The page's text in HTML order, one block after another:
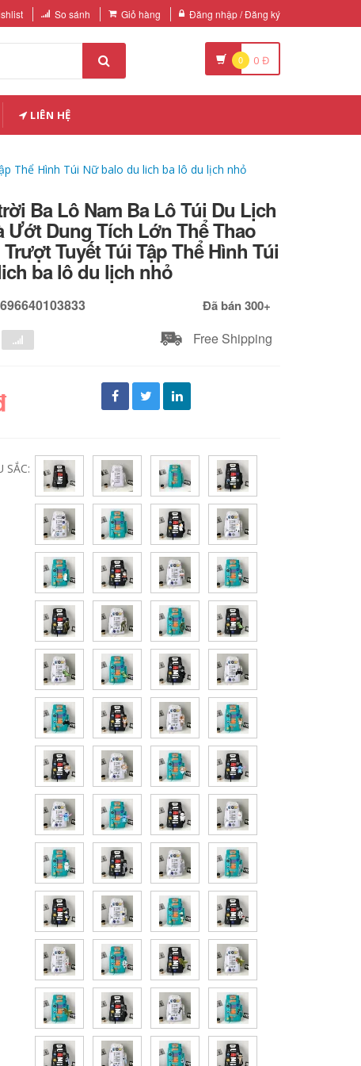
So sánh Giỏ hàng Đăng nhập / Đăng ký
0 0 Đ
LIÊN HỆ
Thể Hình Túi Nữ balo du lich ba lô du lịch nhỏ
Ba Lô Nam Ba Lô Túi Du Lịch
Ướt Dung Tích Lớn Thể Thao
Tuyết Túi Tập Thể Hình Túi
ba lô du lịch nhỏ
Đã bán 300+
Free Shipping
SẮC: